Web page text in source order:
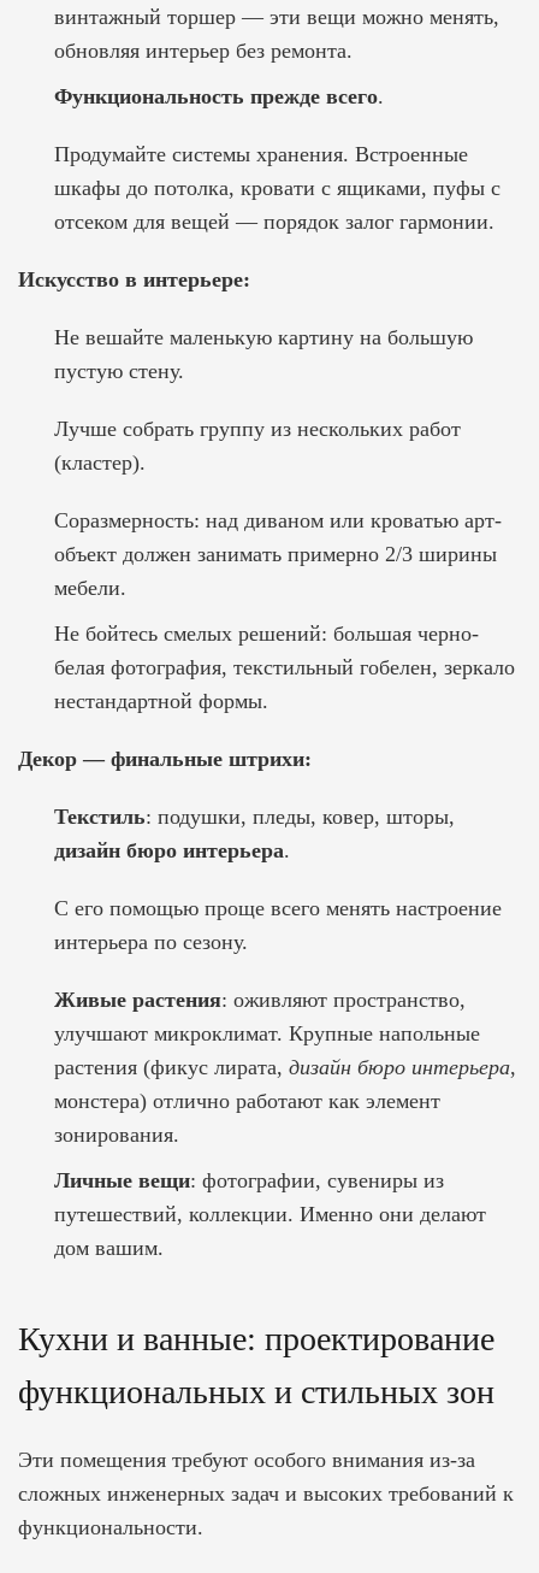
винтажный торшер — эти вещи можно менять,
обновляя интерьер без ремонта.
Функциональность прежде всего.
Продумайте системы хранения. Встроенные
шкафы до потолка, кровати с ящиками, пуфы с
отсеком для вещей — порядок залог гармонии.
Искусство в интерьере:
Не вешайте маленькую картину на большую
пустую стену.
Лучше собрать группу из нескольких работ
(кластер).
Соразмерность: над диваном или кроватью арт-
объект должен занимать примерно 2/3 ширины
мебели.
Не бойтесь смелых решений: большая черно-
белая фотография, текстильный гобелен, зеркало
нестандартной формы.
Декор — финальные штрихи:
Текстиль: подушки, пледы, ковер, шторы,
дизайн бюро интерьера.
С его помощью проще всего менять настроение
интерьера по сезону.
Живые растения: оживляют пространство,
улучшают микроклимат. Крупные напольные
растения (фикус лирата, дизайн бюро интерьера,
монстера) отлично работают как элемент
зонирования.
Личные вещи: фотографии, сувениры из
путешествий, коллекции. Именно они делают
дом вашим.
Кухни и ванные: проектирование
функциональных и стильных зон
Эти помещения требуют особого внимания из-за
сложных инженерных задач и высоких требований к
функциональности.